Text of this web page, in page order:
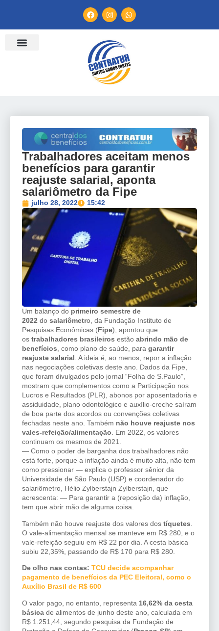
Trabalhadores aceitam menos
benefícios para garantir
reajuste salarial, aponta
salariômetro da Fipe
julho 28, 2022 15:42
Um balanço do primeiro semestre de
2022 do salariômetro, da Fundação Instituto de
Pesquisas Econômicas (Fipe), apontou que
os trabalhadores brasileiros estão abrindo mão de
benefícios, como plano de saúde, para garantir
reajuste salarial. A ideia é, ao menos, repor a inflação
nas negociações coletivas deste ano. Dados da Fipe,
que foram divulgados pelo jornal “Folha de S.Paulo”,
mostram que complementos como a Participação nos
Lucros e Resultados (PLR), abonos por aposentadoria e
assiduidade, plano odontológico e auxílio-creche saíram
de boa parte dos acordos ou convenções coletivas
fechadas neste ano. Também não houve reajuste nos
vales-refeição/alimentação. Em 2022, os valores
continuam os mesmos de 2021.
— Como o poder de barganha dos trabalhadores não
está forte, porque a inflação ainda é muito alta, não tem
como pressionar — explica o professor sênior da
Universidade de São Paulo (USP) e coordenador do
salariômetro, Hélio Zylberstajn Zylberstajn, que
acrescenta: — Para garantir a (reposição da) inflação,
tem que abrir mão de alguma coisa.
Também não houve reajuste dos valores dos tíquetes
O vale-alimentação mensal se manteve em R$ 280, e o
vale-refeição seguiu em R$ 22 por dia. A cesta básica
subiu 22,35%, passando de R$ 170 para R$ 280.
De olho nas contas: TCU decide acompanhar
pagamento de benefícios da PEC Eleitoral, como o
Auxílio Brasil de R$ 600
O valor pago, no entanto, representa 16,62% da cesta
básica de alimentos de junho deste ano, calculada em
R$ 1.251,44, segundo pesquisa da Fundação de